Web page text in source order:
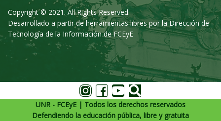
Copyright © 2021. All Rights Reserved.
Desarrollado a partir de herramientas libres por la Dirección de
Tecnología de la Información de FCEyE
UNR - FCEyE | Todos los derechos reservados
Defendiendo la educación pública, libre y gratuita